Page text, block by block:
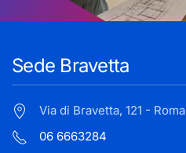
Sede Bravetta
Via di Bravetta, 121 - Roma
06 6663284